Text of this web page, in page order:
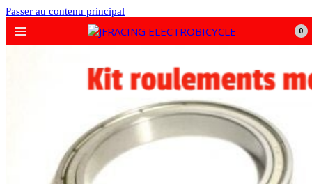
Passer au contenu principal
0